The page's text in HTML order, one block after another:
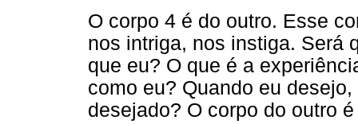
O corpo 4 é do outro. Esse
nos intriga, nos instiga. Será
que eu? O que é a
como eu? Quando eu
desejado? O corpo do outro